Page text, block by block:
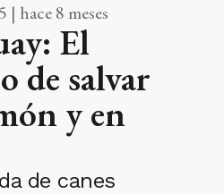
| hace 8 meses
El
de salvar
y en
de canes